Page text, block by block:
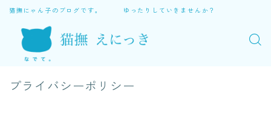
猫撫にゃん子のブログです。 ゆったりしていきませんか？
プライバシーポリシー